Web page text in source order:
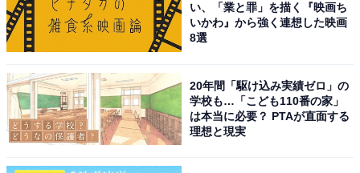
しみたい人にはとても良い選択肢」（50代男性／神奈川
県）、「世界遺産や歴史的な景観に囲まれながら、医
療・交通インフラも充実していて、文化活動も盛んで、
心豊かな老後を送れそうだから」（50代男性／広島県）
といった声が集まりました。
い、「業と罪」を描く『映画ち
いかわ』から強く連想した映画
8選
20年間「駆け込み実績ゼロ」の
学校も…「こども110番の家」
は本当に必要？ PTAが直面する
理想と現実